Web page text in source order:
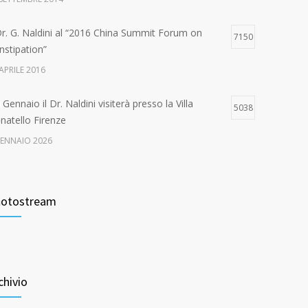
G. Naldini al “2016 China Summit Forum on
7150
2016
Gennaio il Dr. Naldini visiterà presso la Villa
Firenze
5038
2026
di San Rossore
2024